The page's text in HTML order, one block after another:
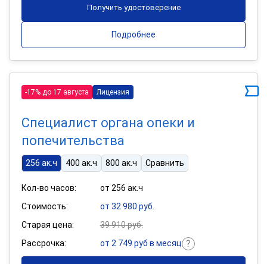
Получить удостоверение
Подробнее
-17% до 17 августа Лицензия
Специалист органа опеки и
попечительства
256 ак.ч 400 ак.ч 800 ак.ч Сравнить
Кол-во часов:
от 256 ак.ч
Стоимость:
от 32 980 руб.
Старая цена:
39 910 руб.
Рассрочка:
от 2 749 руб в месяц